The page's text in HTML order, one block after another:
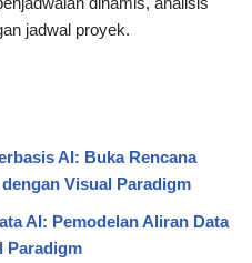
jadwal proyek.
AI: Buka Rencana
Visual Paradigm
AI: Pemodelan Aliran Data
Paradigm